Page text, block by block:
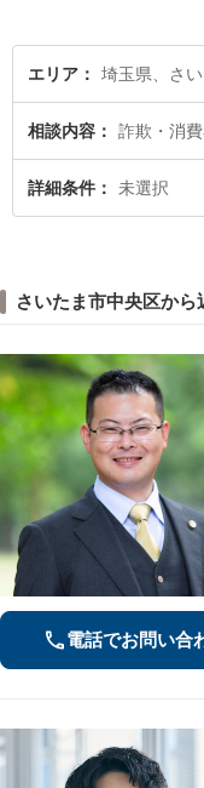
エリア 埼玉県、さ
相談内容 詐欺・消
詳細条件 未選択
さいたま市中央区か
電話でお問い合